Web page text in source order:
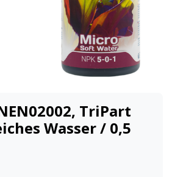
TriPart
Wasser / 0,5